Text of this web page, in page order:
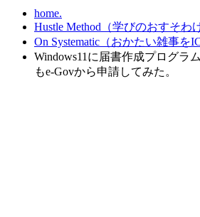
home.
Hustle Method（学びのおすそわ
On Systematic（おかたい雑事を
Windows11に届書作成プログラ
もe-Govから申請してみた。